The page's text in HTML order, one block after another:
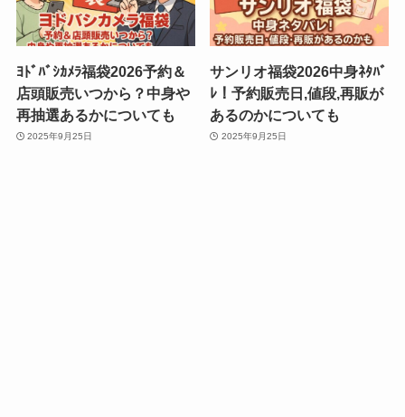
ﾖﾄﾞﾊﾞｼｶﾒﾗ福袋2026予約＆
店頭販売いつから？中身や
再抽選あるかについても
2025年9月25日
サンリオ福袋2026中身ﾈﾀﾊﾞ
ﾚ！予約販売日,値段,再販が
あるのかについても
2025年9月25日